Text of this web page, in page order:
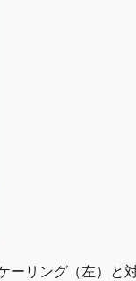
ーリング（左）と